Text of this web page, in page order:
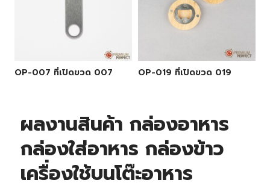
OP-007 ที่เปิดขวด 007 OP-019 ที่เปิดขวด 019
ผลงานสินค้า กล่องอาหาร
กล่องใส่อาหาร กล่องข้าว
เครื่องใช้บนโต๊ะอาหาร